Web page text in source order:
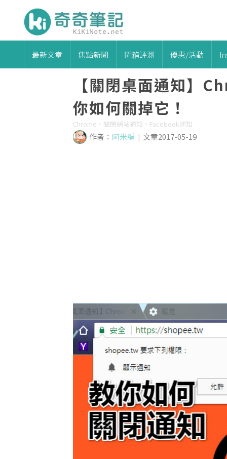
最新文章 焦點新聞 開箱評測 優惠/活動
【關閉桌面通知】
你如何關掉它！
Chrome、關閉網站通知、Facebook通知
作者： 阿米編 | 文章2017-05-19